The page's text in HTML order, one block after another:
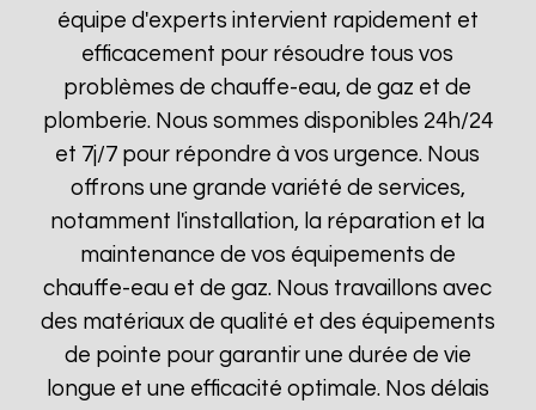
équipe d'experts intervient rapidement et
efficacement pour résoudre tous vos
problèmes de chauffe-eau, de gaz et de
plomberie. Nous sommes disponibles 24h/24
et 7j/7 pour répondre à vos urgence. Nous
offrons une grande variété de services,
notamment l'installation, la réparation et la
maintenance de vos équipements de
chauffe-eau et de gaz. Nous travaillons avec
des matériaux de qualité et des équipements
de pointe pour garantir une durée de vie
longue et une efficacité optimale. Nos délais